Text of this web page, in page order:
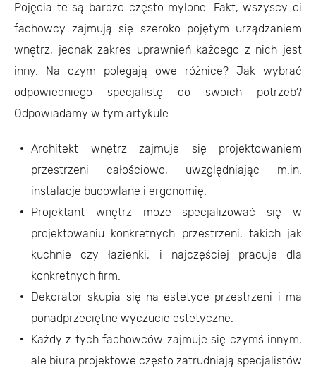
Pojęcia te są bardzo często mylone. Fakt, wszyscy ci
fachowcy zajmują się szeroko pojętym urządzaniem
wnętrz, jednak zakres uprawnień każdego z nich jest
inny. Na czym polegają owe różnice? Jak wybrać
odpowiedniego specjalistę do swoich potrzeb?
Odpowiadamy w tym artykule.
Architekt wnętrz zajmuje się projektowaniem
przestrzeni całościowo, uwzględniając m.in.
instalacje budowlane i ergonomię.
Projektant wnętrz może specjalizować się w
projektowaniu konkretnych przestrzeni, takich jak
kuchnie czy łazienki, i najczęściej pracuje dla
konkretnych firm.
Dekorator skupia się na estetyce przestrzeni i ma
ponadprzeciętne wyczucie estetyczne.
Każdy z tych fachowców zajmuje się czymś innym,
ale biura projektowe często zatrudniają specjalistów